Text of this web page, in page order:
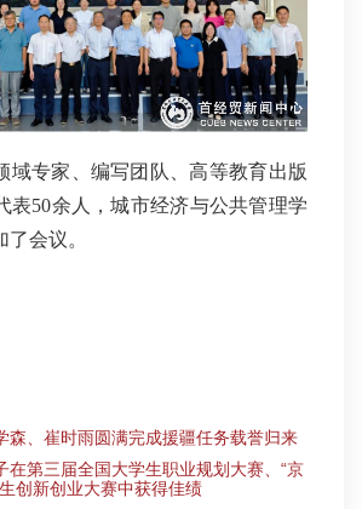
域专家、编写团队、高等教育出版
表50余人，城市经济与公共管理学
会议。
森、崔时雨圆满完成援疆任务载誉归来
在第三届全国大学生职业规划大赛、“京
创新创业大赛中获得佳绩